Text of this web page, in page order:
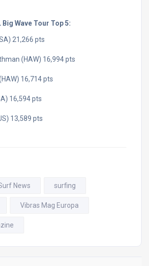
Big Wave Tour Top 5:
21,266 pts
(HAW) 16,994 pts
16,714 pts
16,594 pts
13,589 pts
News surfing
Vibras Mag Europa